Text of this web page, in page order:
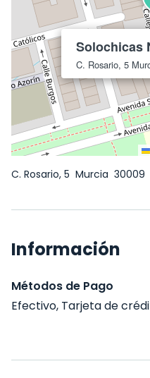
Solochicas
C. Rosario, 5
C. Rosario, 5 Murcia 30009
Información
Métodos de Pago
Efectivo, Tarjeta de